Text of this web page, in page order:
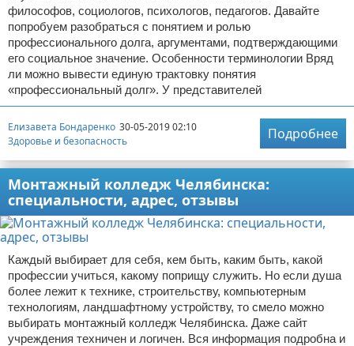
философов, социологов, психологов, педагогов. Давайте
попробуем разобраться с понятием и ролью
профессионального долга, аргументами, подтверждающими
его социальное значение. Особенности терминологии Вряд
ли можно вывести единую трактовку понятия
«профессиональный долг». У представителей
Елизавета Бондаренко 30-05-2019 02:10
Здоровье и безопасность
Подробнее
Монтажный колледж Челябинска:
специальности, адрес, отзывы
Каждый выбирает для себя, кем быть, каким быть, какой
профессии учиться, какому поприщу служить. Но если душа
более лежит к технике, строительству, компьютерным
технологиям, ландшафтному устройству, то смело можно
выбирать монтажный колледж Челябинска. Даже сайт
учреждения техничен и логичен. Вся информация подробна и